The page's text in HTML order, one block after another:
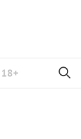
18+